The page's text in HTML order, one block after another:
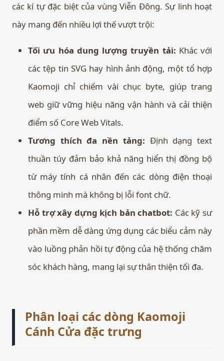
các kí tự đặc biệt của vùng Viễn Đông. Sự linh hoạt
này mang đến nhiều lợi thế vượt trội:
Tối ưu hóa dung lượng truyền tải: Khác với
các tệp tin SVG hay hình ảnh động, một tổ hợp
Kaomoji chỉ chiếm vài chục byte, giúp trang
web giữ vững hiệu năng vận hành và cải thiện
điểm số Core Web Vitals.
Tương thích đa nền tảng: Định dạng text
thuần túy đảm bảo khả năng hiển thị đồng bộ
từ máy tính cá nhân đến các dòng điện thoại
thông minh mà không bị lỗi font chữ.
Hỗ trợ xây dựng kịch bản chatbot: Các kỹ sư
phần mềm dễ dàng ứng dụng các biểu cảm này
vào luồng phản hồi tự động của hệ thống chăm
sóc khách hàng, mang lại sự thân thiện tối đa.
Phân loại các dòng Kaomoji
Cánh Cửa đặc trưng